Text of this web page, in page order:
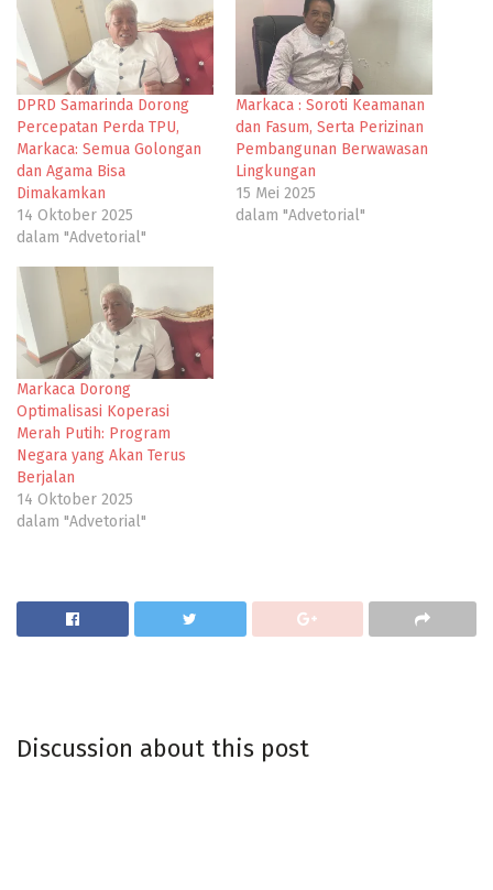
DPRD Samarinda Dorong
Percepatan Perda TPU,
Markaca: Semua Golongan
dan Agama Bisa
Dimakamkan
14 Oktober 2025
dalam "Advetorial"
Markaca : Soroti Keamanan
dan Fasum, Serta Perizinan
Pembangunan Berwawasan
Lingkungan
15 Mei 2025
dalam "Advetorial"
Markaca Dorong
Optimalisasi Koperasi
Merah Putih: Program
Negara yang Akan Terus
Berjalan
14 Oktober 2025
dalam "Advetorial"
Discussion about this post